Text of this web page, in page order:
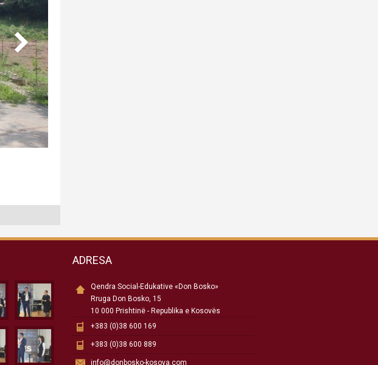
ADRESA
Qendra Social-Edukative «Don Bosko»
Rruga Don Bosko, 15
10 000 Prishtinë - Republika e Kosovës
+383 (0)38 600 169
+383 (0)38 600 889
info@donbosko-kosova.com